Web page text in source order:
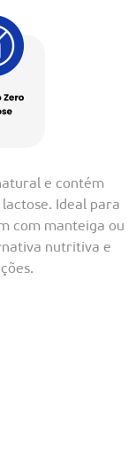
e contém
Ideal para
com manteiga ou
nutritiva e